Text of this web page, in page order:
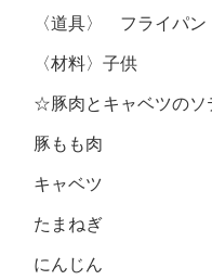
〈道具〉 フライパ
〈材料〉
☆豚肉とキャベツの
豚もも肉
キャベツ
たまねぎ
にんじん